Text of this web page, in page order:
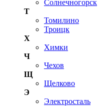
Солнечногорск
Т
Томилино
Троицк
Х
Химки
Ч
Чехов
Щ
Щелково
Э
Электросталь